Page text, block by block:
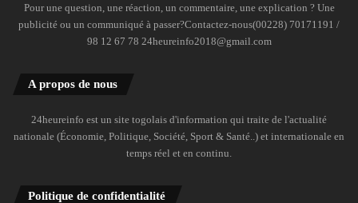
Pour une question, une réaction, un commentaire, une explication ? Une
publicité ou un communiqué à passer?Contactez-nous(00228) 70171191 /
98 12 67 78 24heureinfo2018@gmail.com
A propos de nous
24heureinfo est un site togolais d'information qui traite de l'actualité
nationale (Économie, Politique, Société, Sport & Santé..) et internationale en
temps réel et en continu.
Politique de confidentialité